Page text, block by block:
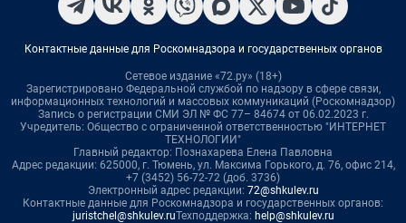
Контактные данные для Роскомнадзора и государственных органов
Сетевое издание «72.ру» (18+)
Зарегистрировано Федеральной службой по надзору в сфере связи,
информационных технологий и массовых коммуникаций (Роскомнадзор)
Запись о регистрации СМИ ЭЛ № ФС 77– 84674 от 06.02.2023 г.
Учредитель: Общество с ограниченной ответственностью "ИНТЕРНЕТ
ТЕХНОЛОГИИ"
Главный редактор: Познахарева Елена Павловна
Адрес редакции: 625000, г. Тюмень, ул. Максима Горького, д. 76, офис 214,
+7 (3452) 56-72-72 (доб. 3736)
Электронный адрес редакции: 72@shkulev.ru
Контактные данные для Роскомнадзора и государственных органов:
juristchel@shkulev.ruТехподдержка: help@shkulev.ru